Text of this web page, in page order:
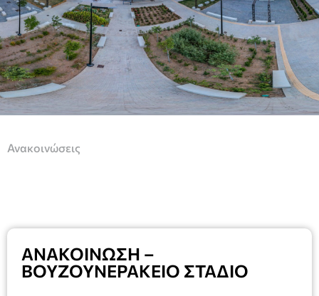
Ανακοινώσεις
ΑΝΑΚΟΙΝΩΣΗ –
ΒΟΥΖΟΥΝΕΡΑΚΕΙΟ ΣΤΑΔΙΟ